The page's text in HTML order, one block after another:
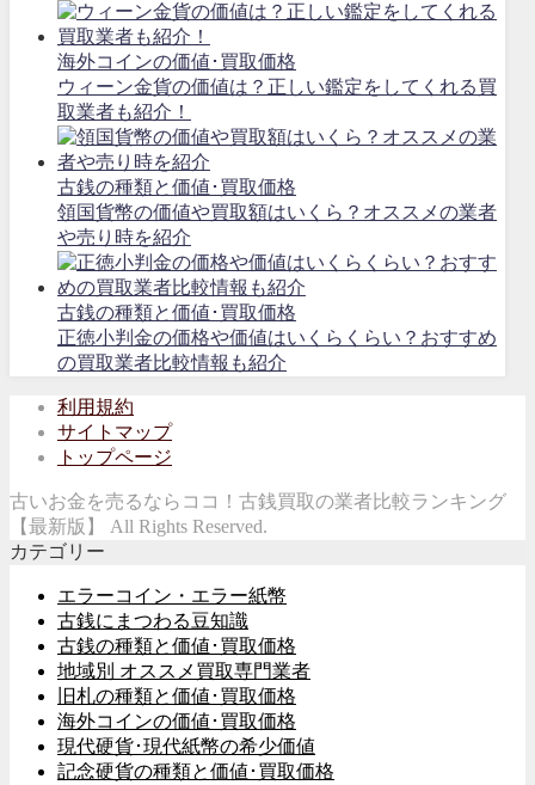
海外コインの価値･買取価格
ウィーン金貨の価値は？正しい鑑定をしてくれる買
取業者も紹介！
古銭の種類と価値･買取価格
領国貨幣の価値や買取額はいくら？オススメの業者
や売り時を紹介
古銭の種類と価値･買取価格
正徳小判金の価格や価値はいくらくらい？おすすめ
の買取業者比較情報も紹介
利用規約
サイトマップ
トップページ
古いお金を売るならココ！古銭買取の業者比較ランキング
【最新版】 All Rights Reserved.
カテゴリー
エラーコイン・エラー紙幣
古銭にまつわる豆知識
古銭の種類と価値･買取価格
地域別 オススメ買取専門業者
旧札の種類と価値･買取価格
海外コインの価値･買取価格
現代硬貨･現代紙幣の希少価値
記念硬貨の種類と価値･買取価格